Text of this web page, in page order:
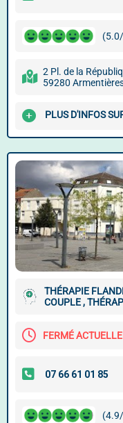
2 Pl. de la
59280
PLUS D'INFOS
THÉRAPIE
COUPLE ,
FERMÉ